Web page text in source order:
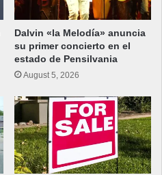
Dalvin «la Melodía» anuncia
su primer concierto en el
estado de Pensilvania
August 5, 2026